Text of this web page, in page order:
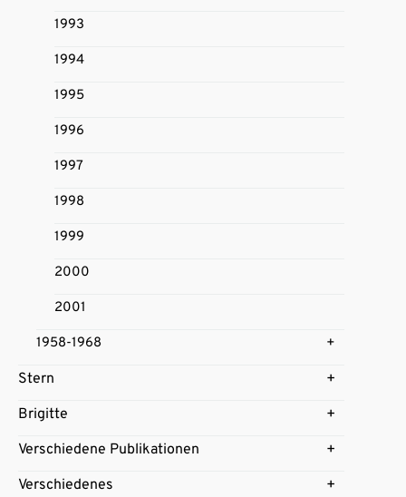
1993
1994
1995
1996
1997
1998
1999
2000
2001
1958-1968
Stern
Brigitte
Verschiedene Publikationen
Verschiedenes